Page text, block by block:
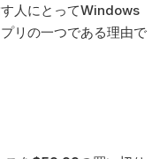
人にとってWindows
リの一つである理由で